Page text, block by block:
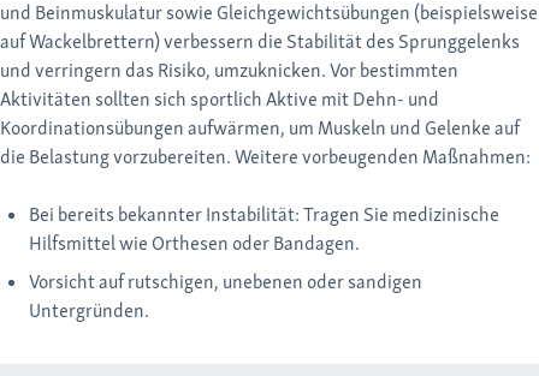
und Beinmuskulatur sowie Gleichgewichtsübungen (beispielsweise
auf Wackelbrettern) verbessern die Stabilität des Sprunggelenks
und verringern das Risiko, umzuknicken. Vor bestimmten
Aktivitäten sollten sich sportlich Aktive mit Dehn- und
Koordinationsübungen aufwärmen, um Muskeln und Gelenke auf
die Belastung vorzubereiten. Weitere vorbeugenden Maßnahmen:
Bei bereits bekannter Instabilität: Tragen Sie medizinische
Hilfsmittel wie Orthesen oder Bandagen.
Vorsicht auf rutschigen, unebenen oder sandigen
Untergründen.